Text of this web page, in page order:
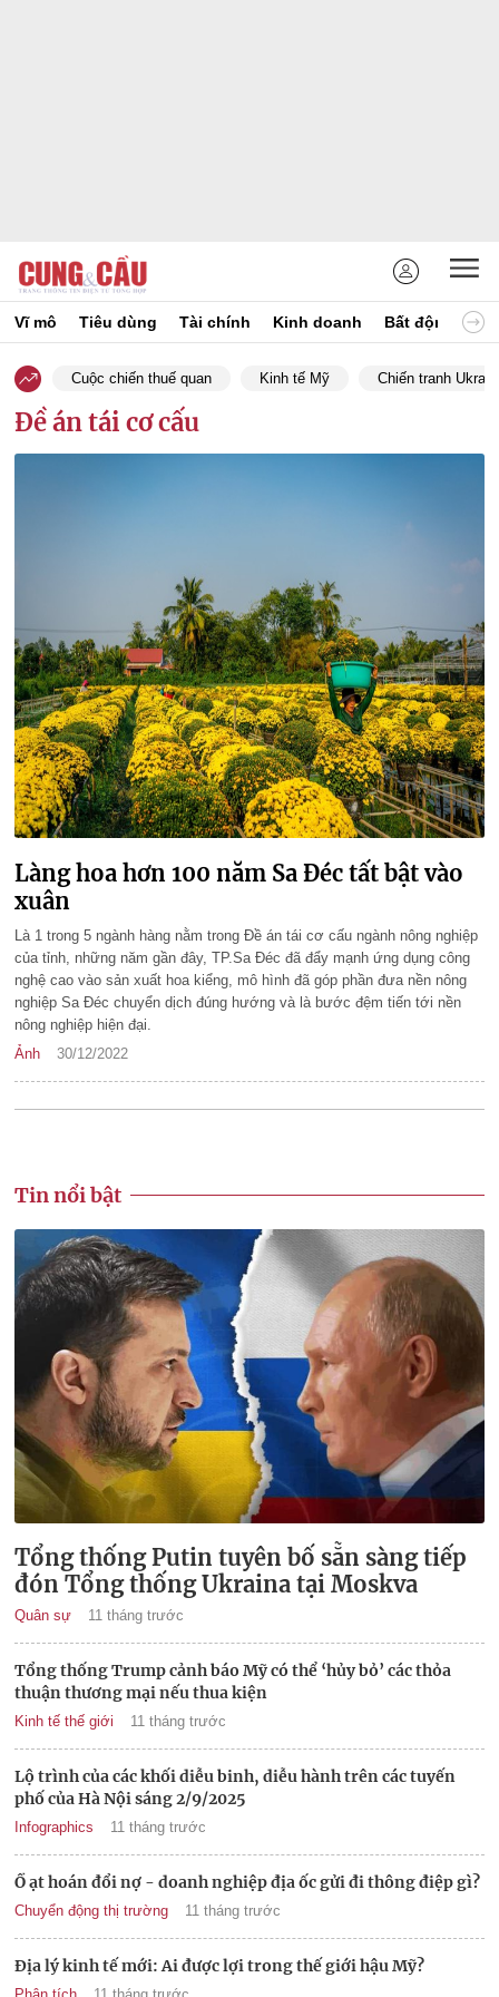
Vĩ mô Tiêu dùng Tài chính Kinh doanh Bất động sản
Cuộc chiến thuế quan Kinh tế Mỹ Chiến tranh
Đề án tái cơ cấu
Làng hoa hơn 100 năm Sa Đéc tất bật vào
xuân
Là 1 trong 5 ngành hàng nằm trong Đề án tái cơ cấu ngành nông nghiệp
của tỉnh, những năm gần đây, TP.Sa Đéc đã đẩy mạnh ứng dụng công
nghệ cao vào sản xuất hoa kiểng, mô hình đã góp phần đưa nền nông
nghiệp Sa Đéc chuyển dịch đúng hướng và là bước đệm tiến tới nền
nông nghiệp hiện đại.
Ảnh
30/12/2022
Tin nổi bật
Tổng thống Putin tuyên bố sẵn sàng tiếp
đón Tổng thống Ukraina tại Moskva
Quân sự 11 tháng trước
Tổng thống Trump cảnh báo Mỹ có thể ‘hủy bỏ’ các thỏa
thuận thương mại nếu thua kiện
Kinh tế thế giới 11 tháng trước
Lộ trình của các khối diễu binh, diễu hành trên các tuyến
phố của Hà Nội sáng 2/9/2025
Infographics 11 tháng trước
Ồ ạt hoán đổi nợ - doanh nghiệp địa ốc gửi đi thông điệp gì?
Chuyển động thị trường 11 tháng trước
Địa lý kinh tế mới: Ai được lợi trong thế giới hậu Mỹ?